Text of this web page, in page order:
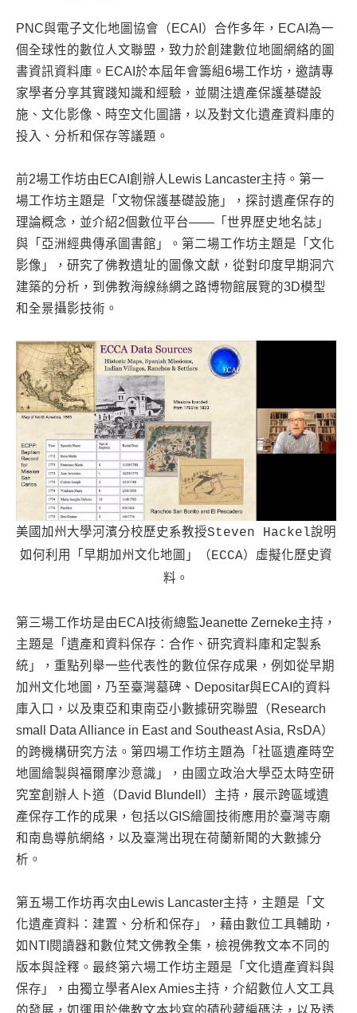
PNC與電子文化地圖協會（ECAI）合作多年，ECAI為一
個全球性的數位人文聯盟，致力於創建數位地圖網絡的圖
書資訊資料庫。ECAI於本屆年會籌組6場工作坊，邀請專
家學者分享其實踐知識和經驗，並關注遺產保護基礎設
施、文化影像、時空文化圖譜，以及對文化遺產資料庫的
投入、分析和保存等議題。
前2場工作坊由ECAI創辦人Lewis Lancaster主持。第一
場工作坊主題是「文物保護基礎設施」，探討遺產保存的
理論概念，並介紹2個數位平台——「世界歷史地名誌」
與「亞洲經典傳承圖書館」。第二場工作坊主題是「文化
影像」，研究了佛教遺址的圖像文獻，從對印度早期洞穴
建築的分析，到佛教海線絲綢之路博物館展覽的3D模型
和全景攝影技術。
美國加州大學河濱分校歷史系教授Steven Hackel說明
如何利用「早期加州文化地圖」（ECCA）虛擬化歷史資
料。
第三場工作坊是由ECAI技術總監Jeanette Zerneke主持，
主題是「遺產和資料保存：合作、研究資料庫和定製系
統」，重點列舉一些代表性的數位保存成果，例如從早期
加州文化地圖，乃至臺灣墓碑、Depositar與ECAI的資料
庫入口，以及東亞和東南亞小數據研究聯盟（Research
small Data Alliance in East and Southeast Asia, RsDA）
的跨機構研究方法。第四場工作坊主題為「社區遺產時空
地圖繪製與福爾摩沙意識」，由國立政治大學亞太時空研
究室創辦人卜道（David Blundell）主持，展示跨區域遺
產保存工作的成果，包括以GIS繪圖技術應用於臺灣寺廟
和南島導航網絡，以及臺灣出現在荷蘭新聞的大數據分
析。
第五場工作坊再次由Lewis Lancaster主持，主題是「文
化遺產資料：建置、分析和保存」，藉由數位工具輔助，
如NTI閱讀器和數位梵文佛教全集，檢視佛教文本不同的
版本與詮釋。最終第六場工作坊主題是「文化遺產資料與
保存」，由獨立學者Alex Amies主持，介紹數位人文工具
的發展，如運用於佛教文本抄寫的磧砂藏‎編碼法，以及透